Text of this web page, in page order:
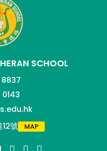
SCHOOL
號
MAP